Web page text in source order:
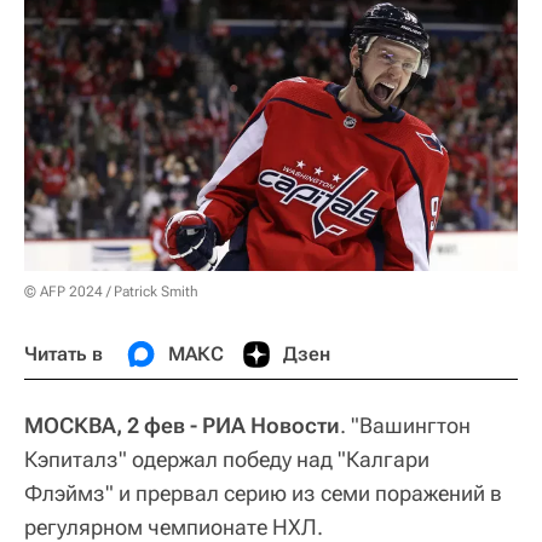
© AFP 2024 / Patrick Smith
Читать в МАКС Дзен
МОСКВА, 2 фев - РИА Новости. "Вашингтон
Кэпиталз" одержал победу над "Калгари
Флэймз" и прервал серию из семи поражений в
регулярном чемпионате НХЛ.